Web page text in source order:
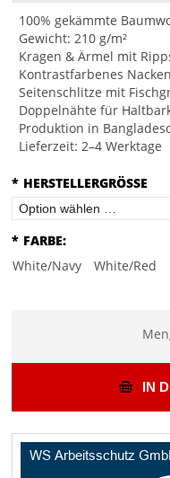
100% gekämmte
Gewicht: 210 g/m²
Kragen & Ärmel mit
Kontrastfarbenes
Seitenschlitze mit
Doppelnähte für
Produktion in
Lieferzeit: 2–4 Werktage
* HERSTELLERGRÖSSE
* FARBE:
White/Navy
White/Red
IN